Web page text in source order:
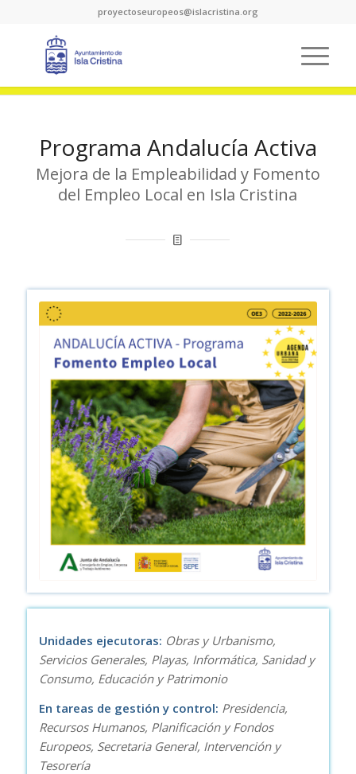
proyectoseuropeos@islacristina.org
Programa Andalucía Activa
Mejora de la Empleabilidad y Fomento
del Empleo Local en Isla Cristina
Unidades ejecutoras: Obras y Urbanismo,
Servicios Generales, Playas, Informática, Sanidad y
Consumo, Educación y Patrimonio
En tareas de gestión y control: Presidencia,
Recursos Humanos, Planificación y Fondos
Europeos, Secretaria General, Intervención y
Tesorería